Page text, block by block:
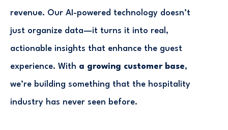
revenue. Our AI-powered technology doesn’t
just organize data—it turns it into real,
actionable insights that enhance the guest
experience. With a growing customer base,
we’re building something that the hospitality
industry has never seen before.